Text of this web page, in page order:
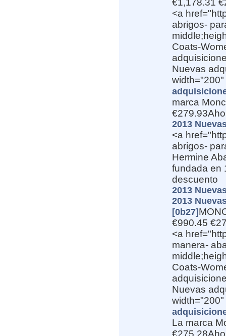
€1,178.31
<a
abrigos-
Coats-
Nuevas
marca
2013
<a
abrigos-
Hermine
fundada en
descuento
2013
2013
[0b27]
€990.45
<a
manera-
Coats-
Nuevas
La marca